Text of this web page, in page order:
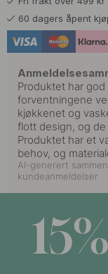
60 dagers åpent
Produktet har
forventningene
kjøkkenet og
flott design, og
Produktet har et
behov, og
AI-generert
kundeanmeldelser
15%